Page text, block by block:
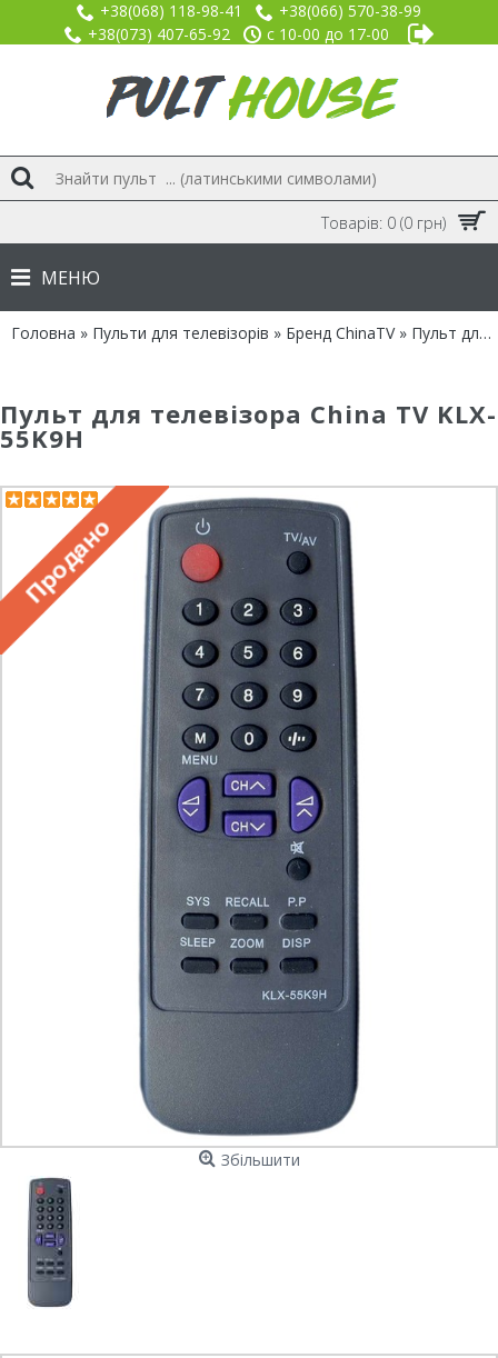
+38(068) 118-98-41
+38(066) 570-38-99
+38(073) 407-65-92
с 10-00 до 17-00
Товарів: 0 (0 грн)
МЕНЮ
Головна » Пульти для телевізорів » Бренд ChinaTV» Пульт для China TV KLX-55K9H
Пульт для телевізора China TV KLX-
55K9H
Збільшити